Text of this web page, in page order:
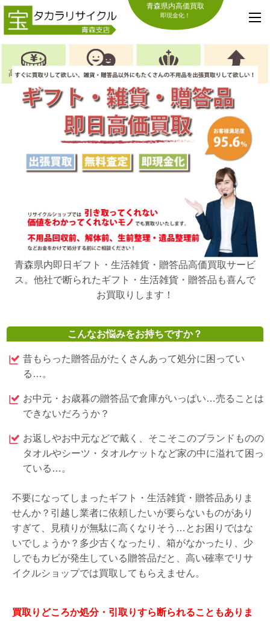
青森県内高価買取
即現金化！
高価買取の理由 お喜びの声 選ばれる理由 キャンペーン
青森県内即日ギフト・生活雑貨・贈答品高価買取サービ
ス。他社で断られたギフト・生活雑貨・贈答品も喜んで
お買取りします！
こんなお悩みをお持ちですか？
昔もらった贈答品がたくさんあって処分に困ってい
る…。
お中元・お歳暮の贈答品で倉庫がいっぱい…売ることは
できないだろうか？
お返しやお中元などで戴く、そこそこのブランドものの
タオルやシーツ・タオルケットなど家の中に溢れて困っ
ている…。
不要になってしまったギフト・生活雑貨・贈答品ありま
せんか？引越し業者に依頼したいが要らないものがあり
すぎて、見積りが無駄に高くなりそう…とお困りではな
いでしょうか？多少古くなったり、箱がなかったり、少
しでもカビが発生している贈答品だと、高い確率でリサ
イクルショップでは買取してもらえません。
買取りどころか処分・引取りすら断られることもありま